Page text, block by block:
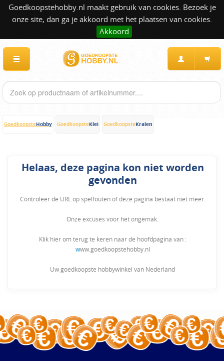
Goedkoopstehobby.nl maakt gebruik van cookies. Bezoek je
onze site, dan ga je akkoord met het plaatsen van cookies.
Akkoord
GoedkoopsteHobby GoedkoopsteKlei GoedkoopsteKralen
Helaas, deze pagina kon niet worden
gevonden
Controleer de URL op spelfouten of deze pagina bestaat niet meer.
Onze excuses voor het ongemak.
Klik hier om terug te keren naar de hoofdpagina van :
www.goedkoopstehobby.nl
Uw goedkoopste hobbywinkel van Nederland